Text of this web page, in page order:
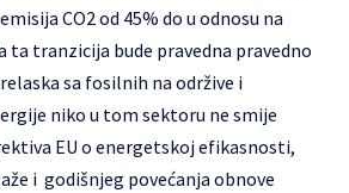
CO2 od 45% do u odnosu na
ta tranzicija bude pravedna pravedno
sa fosilnih na održive i
niko u tom sektoru ne smije
EU o energetskoj efikasnosti,
i godišnjeg povećanja obnove